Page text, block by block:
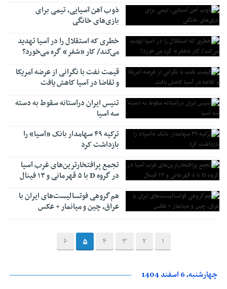
ذوب آهن آسیایی، تیمی برای
بازی‌های خانگی
خطری که استقلال را در آسیا تهدید
می‌کند/ کار «شفر» گره می‌خورد؟
قیمت نفت با نگرانی از عرضه آمریکا
و تقاضا در آسیا کاهش یافت
تنیس ایران درآستانه سقوط به دسته
سه آسیا
ترکیه ۴۹ سهامدار بانک «آسیا» را
بازداشت کرد
تجمع پرافتخارترین‌های غرب آسیا
در گروه D با ۵ قهرمانی و ۱۳ فینال
هم‌گروهی فوتسالیست‌های ایران با
عراق، چین و میانمار + عکس
1
2
3
4
5
6
چهارشنبه، 6 اسفند 1404